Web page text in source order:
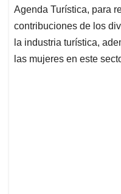
p
k
n
Agenda Turística, para
contribuciones de los
la industria turística,
las mujeres en este